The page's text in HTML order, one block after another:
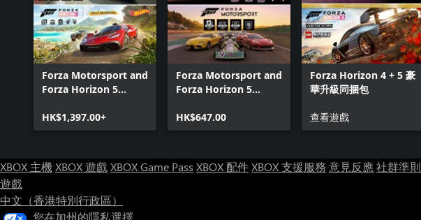
Forza Motorsport and
Forza Horizon 5
Bundle
HK$1,397.00+
Forza Motorsport and
Forza Horizon 5
Bundle
HK$647.00
Forza Horizon 4 + 5 豪
華升級同捆包
查看遊戲
XBOX 主機XBOX 遊戲XBOX Game Pass XBOX 配件XBOX 支援服務 意見反應社群準則
遊戲
中文（香港特別行政區）
您在加州的隱私選擇